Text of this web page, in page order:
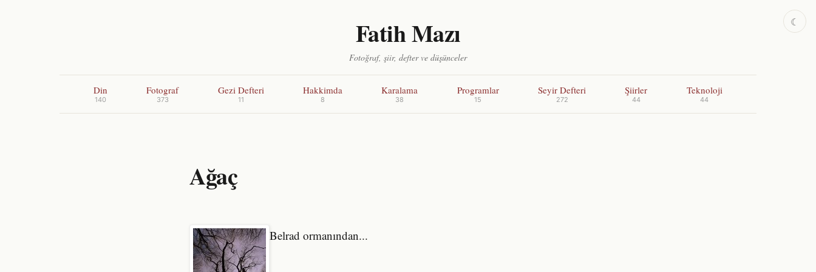
Fatih Mazı
Fotoğraf, şiir, defter ve düşünceler
Din
140
Fotograf
373
Gezi Defteri
11
Hakkimda
8
Karalama
38
Programlar
15
Seyir Defteri
272
Şiirler
44
Teknoloji
44
Ağaç
Belrad ormanından...
☾